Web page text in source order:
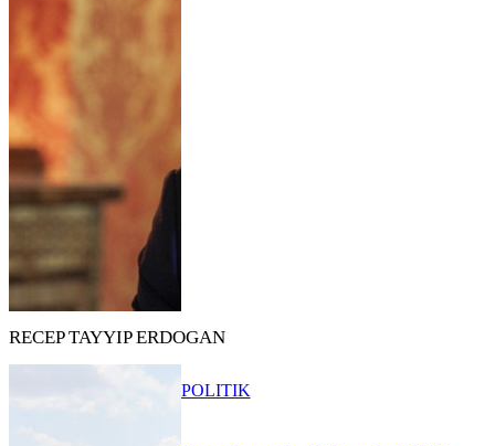
RECEP TAYYIP ERDOGAN
POLITIK